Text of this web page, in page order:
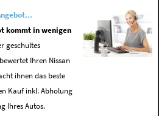
kommt in wenigen
geschultes
Ihren Nissan
ihnen das beste
Kauf inkl. Abholung
Ihres Autos.